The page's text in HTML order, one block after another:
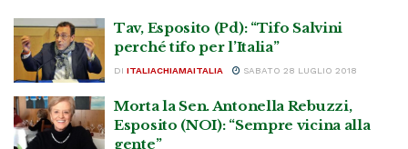
Tav, Esposito (Pd): “Tifo Salvini
perché tifo per l’Italia”
DI ITALIACHIAMAITALIA SABATO 28 LUGLIO 2018
Morta la Sen. Antonella Rebuzzi,
Esposito (NOI): “Sempre vicina alla
gente”